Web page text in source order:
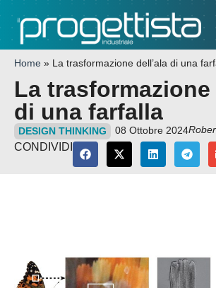
Home » La trasformazione dell’ala di una
La trasformazione
di una farfalla
DESIGN THINKING 08 Ottobre 2024
CONDIVIDI